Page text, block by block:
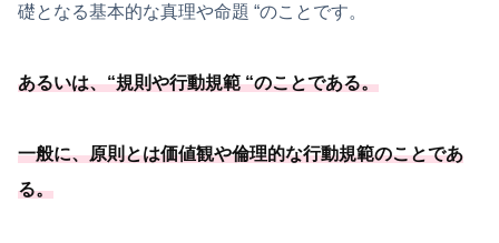
礎となる基本的な真理や命題 “のことです。
あるいは、“規則や行動規範 “のことである。
一般に、原則とは価値観や倫理的な行動規範のことであ
る。